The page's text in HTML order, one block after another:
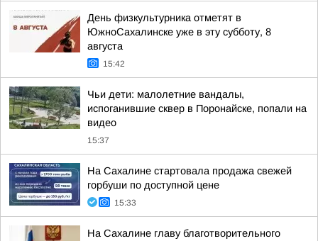
День физкультурника отметят в
ЮжноСахалинске уже в эту субботу, 8
августа
15:42
Чьи дети: малолетние вандалы,
испоганившие сквер в Поронайске, попали на
видео
15:37
На Сахалине стартовала продажа свежей
горбуши по доступной цене
15:33
На Сахалине главу благотворительного